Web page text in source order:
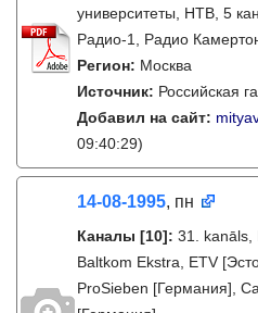
университеты, НТВ, 5
Радио-1, Радио
Регион: Москва
Источник: Российская
Добавил на сайт:
09:40:29)
14-08-1995, пн
Каналы [10]: 31. kanāls,
Baltkom Ekstra, ETV
ProSieben [Германия],